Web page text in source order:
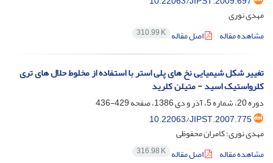
مهدی نوری
مشاهده مقاله
اصل مقاله 310.99 K
تغییر شکل شیمیایی نخ های پلی استر با استفاده از مخلوط حلال های تری
کلرواستیک اسید - متیلن کلرید
دوره 20، شماره 5، آذر و دی 1386، صفحه
429-436
10.22063/JIPST.2007.775
مهدی نوری؛ کامران محفوظی
مشاهده مقاله
اصل مقاله 316.98 K